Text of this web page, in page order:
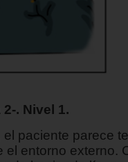
. Nivel 1.
paciente parece
el entorno externo.